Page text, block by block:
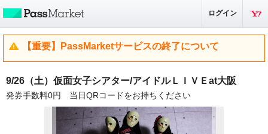
ログイン
【重要】PassMarketサービスの終了について
9/26（土）仮面女子シアター/アイドルＬＩＶＥat大阪
発券手数料0円 当日QRコードをお持ちください